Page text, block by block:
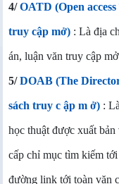
4/ OATD (Open
truy cập mở) : Là địa
án, luận văn truy cập
5/DOAB (The
sách truy c ập m ở) :
học thuật được xuất
cấp chỉ mục tìm kiếm
đường link tới toàn văn